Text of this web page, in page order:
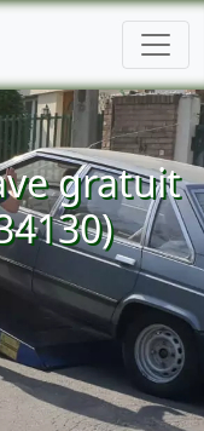
gratuit